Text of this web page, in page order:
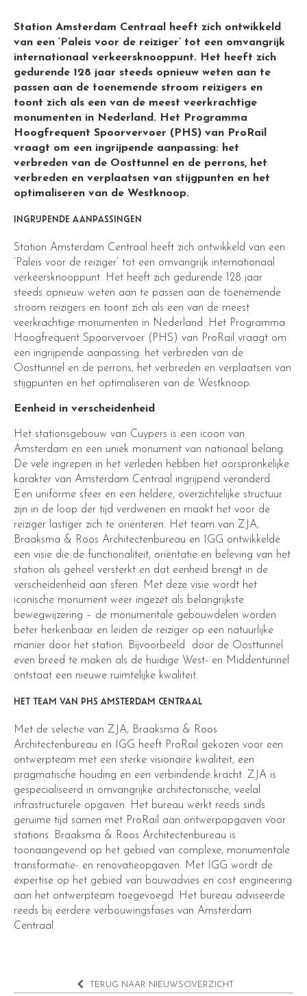
Station Amsterdam Centraal heeft zich ontwikkeld
van een ‘Paleis voor de reiziger’ tot een omvangrijk
internationaal verkeersknooppunt. Het heeft zich
gedurende 128 jaar steeds opnieuw weten aan te
passen aan de toenemende stroom reizigers en
toont zich als een van de meest veerkrachtige
monumenten in Nederland. Het Programma
Hoogfrequent Spoorvervoer (PHS) van ProRail
vraagt om een ingrijpende aanpassing: het
verbreden van de Oosttunnel en de perrons, het
verbreden en verplaatsen van stijgpunten en het
optimaliseren van de Westknoop.
INGRIJPENDE AANPASSINGEN
Station Amsterdam Centraal heeft zich ontwikkeld van een
‘Paleis voor de reiziger’ tot een omvangrijk internationaal
verkeersknooppunt. Het heeft zich gedurende 128 jaar
steeds opnieuw weten aan te passen aan de toenemende
stroom reizigers en toont zich als een van de meest
veerkrachtige monumenten in Nederland. Het Programma
Hoogfrequent Spoorvervoer (PHS) van ProRail vraagt om
een ingrijpende aanpassing: het verbreden van de
Oosttunnel en de perrons, het verbreden en verplaatsen van
stijgpunten en het optimaliseren van de Westknoop.
Eenheid in verscheidenheid
Het stationsgebouw van Cuypers is een icoon van
Amsterdam en een uniek monument van nationaal belang.
De vele ingrepen in het verleden hebben het oorspronkelijke
karakter van Amsterdam Centraal ingrijpend veranderd.
Een uniforme sfeer en een heldere, overzichtelijke structuur
zijn in de loop der tijd verdwenen en maakt het voor de
reiziger lastiger zich te oriënteren. Het team van ZJA,
Braaksma & Roos Architectenbureau en IGG ontwikkelde
een visie die de functionaliteit, oriëntatie en beleving van het
station als geheel versterkt en dat eenheid brengt in de
verscheidenheid aan sferen. Met deze visie wordt het
iconische monument weer ingezet als belangrijkste
bewegwijzering – de monumentale gebouwdelen worden
beter herkenbaar en leiden de reiziger op een natuurlijke
manier door het station. Bijvoorbeeld door de Oosttunnel
even breed te maken als de huidige West- en Middentunnel
ontstaat een nieuwe ruimtelijke kwaliteit.
HET TEAM VAN PHS AMSTERDAM CENTRAAL
Met de selectie van ZJA, Braaksma & Roos
Architectenbureau en IGG heeft ProRail gekozen voor een
ontwerpteam met een sterke visionaire kwaliteit, een
pragmatische houding en een verbindende kracht. ZJA is
gespecialiseerd in omvangrijke architectonische, veelal
infrastructurele opgaven. Het bureau werkt reeds sinds
geruime tijd samen met ProRail aan ontwerpopgaven voor
stations. Braaksma & Roos Architectenbureau is
toonaangevend op het gebied van complexe, monumentale
transformatie- en renovatieopgaven. Met IGG wordt de
expertise op het gebied van bouwadvies en cost engineering
aan het ontwerpteam toegevoegd. Het bureau adviseerde
reeds bij eerdere verbouwingsfases van Amsterdam
Centraal.
TERUG NAAR NIEUWSOVERZICHT